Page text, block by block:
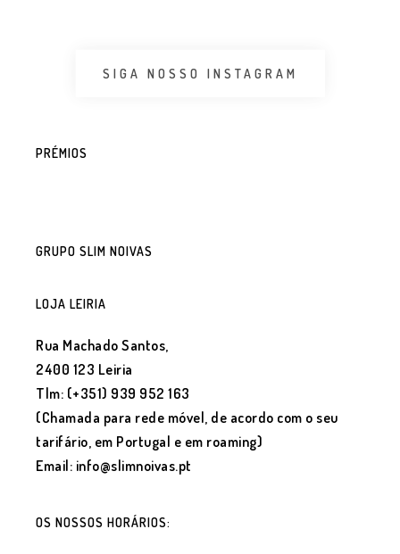
SIGA NOSSO INSTAGRAM
PRÉMIOS
GRUPO SLIM NOIVAS
LOJA LEIRIA
Rua Machado Santos,
2400 123 Leiria
Tlm: (+351) 939 952 163
(Chamada para rede móvel, de acordo com o seu
tarifário, em Portugal e em roaming)
Email: info@slimnoivas.pt
OS NOSSOS HORÁRIOS: